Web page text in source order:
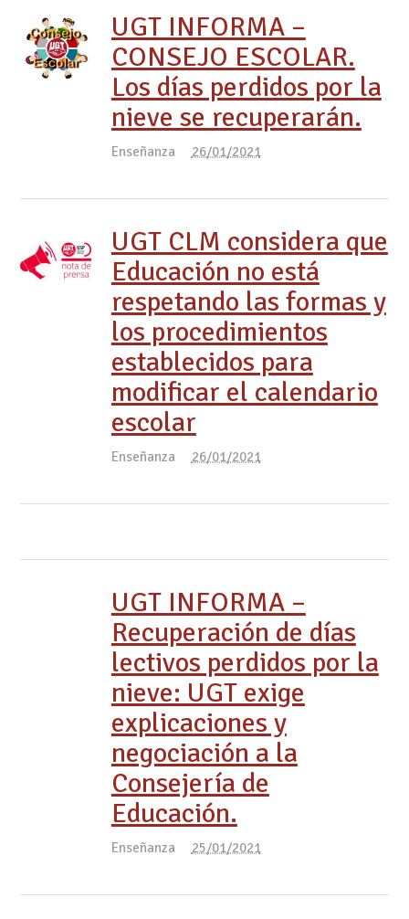
UGT INFORMA –
CONSEJO ESCOLAR.
Los días perdidos por la
nieve se recuperarán.
Enseñanza 26/01/2021
UGT CLM considera que
Educación no está
respetando las formas y
los procedimientos
establecidos para
modificar el calendario
escolar
Enseñanza 26/01/2021
UGT INFORMA –
Recuperación de días
lectivos perdidos por la
nieve: UGT exige
explicaciones y
negociación a la
Consejería de
Educación.
Enseñanza 25/01/2021